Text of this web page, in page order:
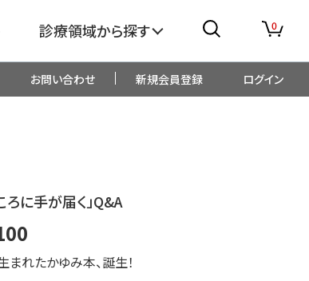
診療領域から探す 0
お問い合わせ 新規会員登録 ログイン
に手が届く」Q&A
まれたかゆみ本、誕生！